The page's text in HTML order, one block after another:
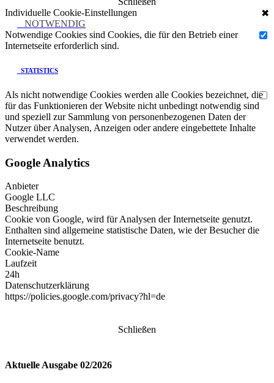
Individuelle Cookie-Einstellungen
✖
NOTWENDIG
Notwendige Cookies sind Cookies, die für den Betrieb einer
Internetseite erforderlich sind.
STATISTICS
Als nicht notwendige Cookies werden alle Cookies bezeichnet, die
für das Funktionieren der Website nicht unbedingt notwendig sind
und speziell zur Sammlung von personenbezogenen Daten der
Nutzer über Analysen, Anzeigen oder andere eingebettete Inhalte
verwendet werden.
Google Analytics
Anbieter
Google LLC
Beschreibung
Cookie von Google, wird für Analysen der Internetseite genutzt.
Enthalten sind allgemeine statistische Daten, wie der Besucher die
Internetseite benutzt.
Cookie-Name
Laufzeit
24h
Datenschutzerklärung
https://policies.google.com/privacy?hl=de
Schließen
Aktuelle Ausgabe 02/2026